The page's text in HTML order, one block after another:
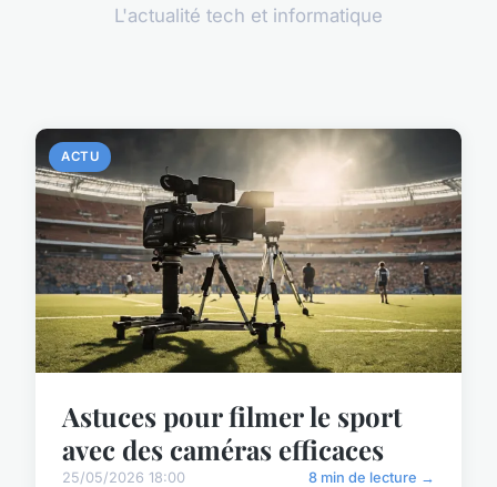
L'actualité tech et informatique
ACTU
Astuces pour filmer le sport
avec des caméras efficaces
25/05/2026 18:00 8 min de lecture →